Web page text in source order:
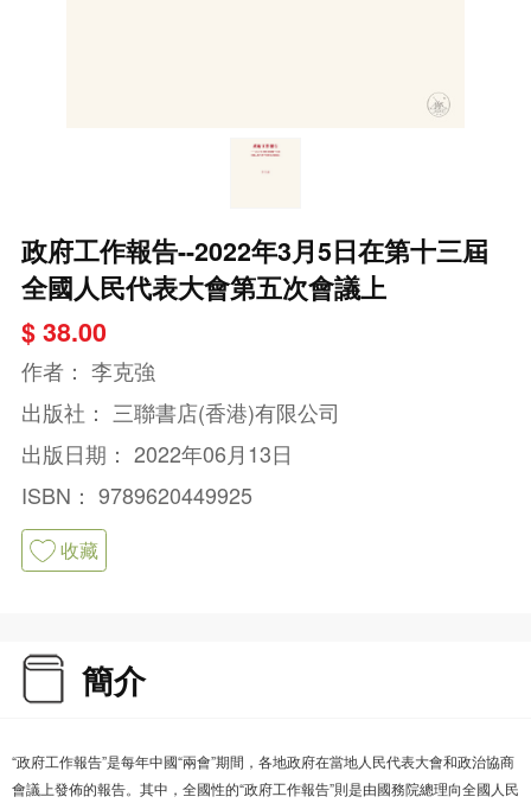
政府工作報告--2022年3月5日在第十三屆
全國人民代表大會第五次會議上
$ 38.00
作者： 李克強
出版社： 三聯書店(香港)有限公司
出版日期： 2022年06月13日
ISBN： 9789620449925
收藏
簡介
“政府工作報告”是每年中國“兩會”期間，各地政府在當地人民代表大會和政治協商
會議上發佈的報告。其中，全國性的“政府工作報告”則是由國務院總理向全國人民